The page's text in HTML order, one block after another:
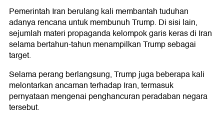
Pemerintah Iran berulang kali membantah tuduhan
adanya rencana untuk membunuh Trump. Di sisi lain,
sejumlah materi propaganda kelompok garis keras di Iran
selama bertahun-tahun menampilkan Trump sebagai
target.
Selama perang berlangsung, Trump juga beberapa kali
melontarkan ancaman terhadap Iran, termasuk
pernyataan mengenai penghancuran peradaban negara
tersebut.